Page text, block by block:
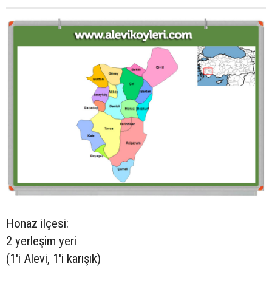
Honaz ilçesi:
2 yerleşim yeri
(1'i Alevi, 1'i karışık)